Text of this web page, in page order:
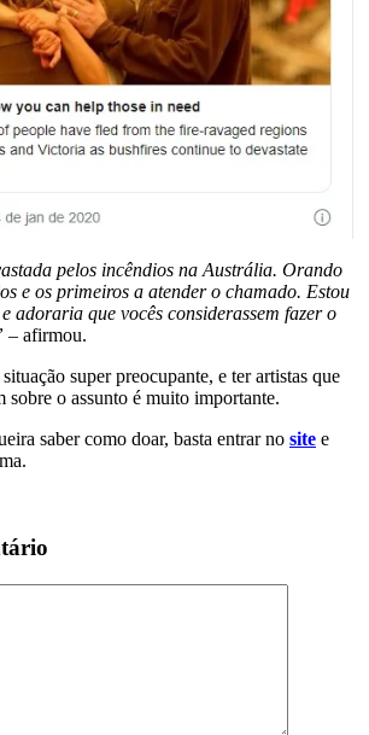
pelos incêndios na Austrália. Orando
e os primeiros a atender o chamado. Estou
adoraria que vocês considerassem fazer o
– afirmou.
super preocupante, e ter artistas que
sobre o assunto é muito importante.
saber como doar, basta entrar no site e